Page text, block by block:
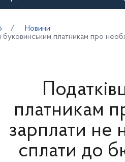
Новини
буковинським платникам про
платникам
зарплати не
сплати до